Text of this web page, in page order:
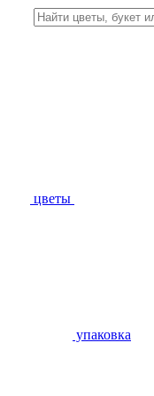
цветы
упаковка